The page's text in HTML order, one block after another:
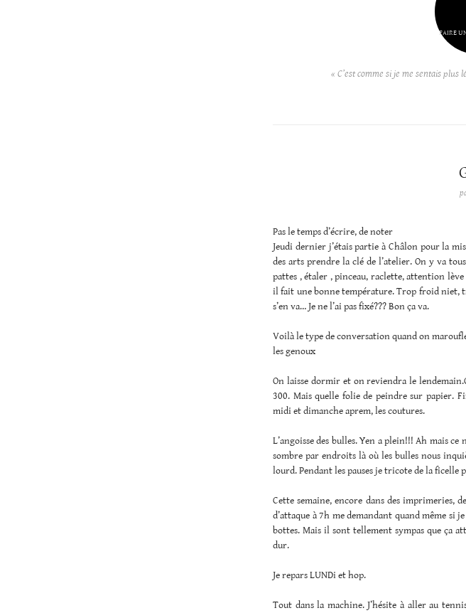
FAIRE
« C’est comme si je me sentais
Pas le temps d’écrire, de noter
Jeudi dernier j’étais partie à Châlon pour la
des arts prendre la clé de l’atelier. On y va
pattes , étaler , pinceau, raclette, attention lève
il fait une bonne température. Trop froid niet,
s’en va… Je ne l’ai pas fixé??? Bon ça va.
Voilà le type de conversation quand on
les genoux
On laisse dormir et on reviendra le
300. Mais quelle folie de peindre sur papier.
midi et dimanche aprem, les coutures.
L’angoisse des bulles. Yen a plein!!! Ah mais
sombre par endroits là où les bulles nous
lourd. Pendant les pauses je tricote de la ficelle
Cette semaine, encore dans des imprimeries,
d’attaque à 7h me demandant quand même si
bottes. Mais il sont tellement sympas que ça
dur.
Je repars LUNDi et hop.
Tout dans la machine. J’hésite à aller au